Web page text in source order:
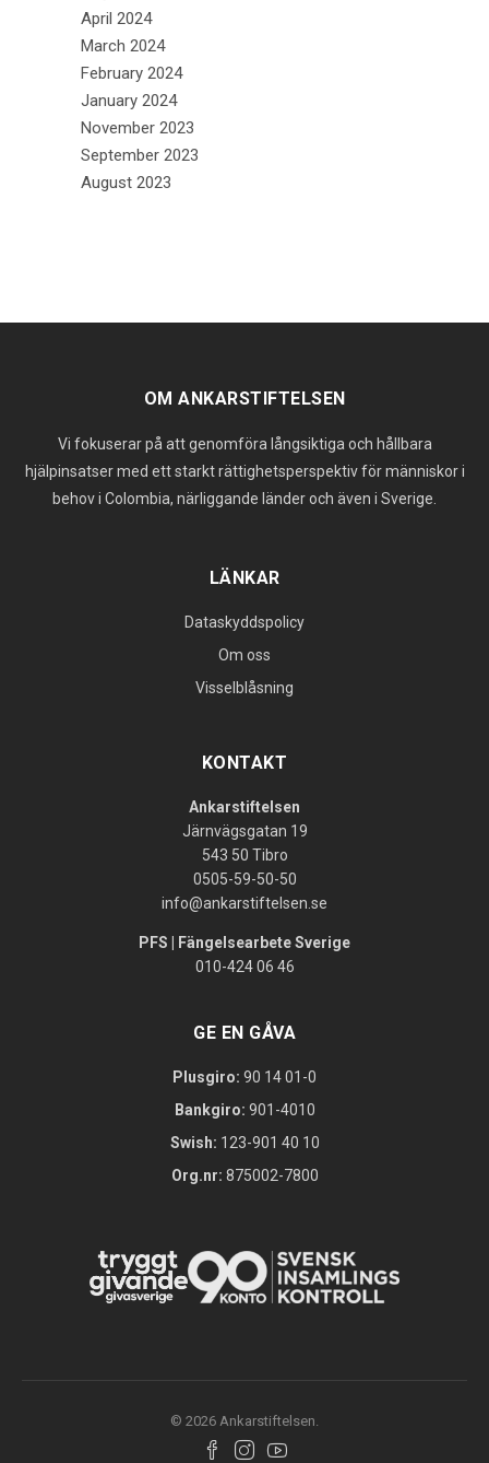
April 2024
March 2024
February 2024
January 2024
November 2023
September 2023
August 2023
OM ANKARSTIFTELSEN
Vi fokuserar på att genomföra långsiktiga och hållbara
hjälpinsatser med ett starkt rättighetsperspektiv för människor i
behov i Colombia, närliggande länder och även i Sverige.
LÄNKAR
Dataskyddspolicy
Om oss
Visselblåsning
KONTAKT
Ankarstiftelsen
Järnvägsgatan 19
543 50 Tibro
0505-59-50-50
info@ankarstiftelsen.se
PFS | Fängelsearbete Sverige
010-424 06 46
GE EN GÅVA
Plusgiro: 90 14 01-0
Bankgiro: 901-4010
Swish: 123-901 40 10
Org.nr: 875002-7800
© 2026 Ankarstiftelsen.